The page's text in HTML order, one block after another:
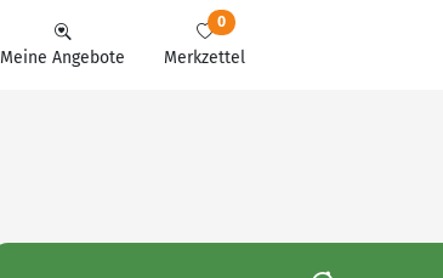
Meine Angebote Merkzettel
0